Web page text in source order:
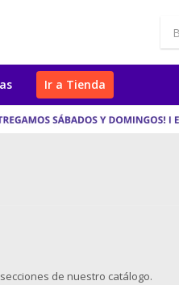
Ir a Tienda
de nuestro catálogo.